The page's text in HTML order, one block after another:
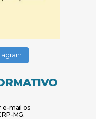
e-mail os
MG.